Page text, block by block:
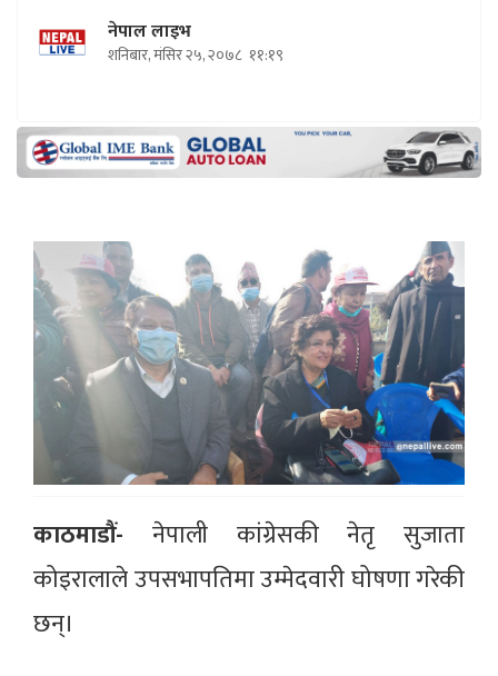
नेपाल लाइभ
शनिबार, मंसिर २५, २०७८ ११:१९
काठमाडौं- नेपाली कांग्रेसकी नेतृ सुजाता
कोइरालाले उपसभापतिमा उम्मेदवारी घोषणा गरेकी
छन्।